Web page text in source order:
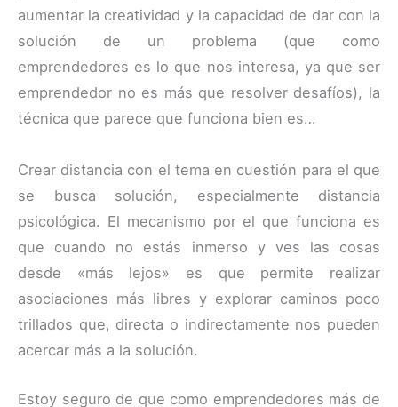
aumentar la creatividad y la capacidad de dar con la
solución de un problema (que como
emprendedores es lo que nos interesa, ya que ser
emprendedor no es más que resolver desafíos), la
técnica que parece que funciona bien es…
Crear distancia con el tema en cuestión para el que
se busca solución, especialmente distancia
psicológica. El mecanismo por el que funciona es
que cuando no estás inmerso y ves las cosas
desde «más lejos» es que permite realizar
asociaciones más libres y explorar caminos poco
trillados que, directa o indirectamente nos pueden
acercar más a la solución.
Estoy seguro de que como emprendedores más de